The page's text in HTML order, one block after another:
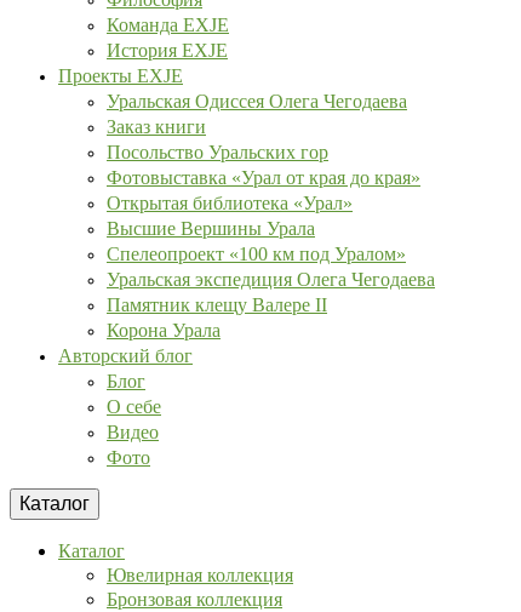
Команда EXJE
История EXJE
Проекты EXJE
Уральская Одиссея Олега Чегодаева
Заказ книги
Посольство Уральских гор
Фотовыставка «Урал от края до края»
Открытая библиотека «Урал»
Высшие Вершины Урала
Спелеопроект «100 км под Уралом»
Уральская экспедиция Олега Чегодаева
Памятник клещу Валере II
Корона Урала
Авторский блог
Блог
О себе
Видео
Фото
Каталог
Каталог
Ювелирная коллекция
Бронзовая коллекция